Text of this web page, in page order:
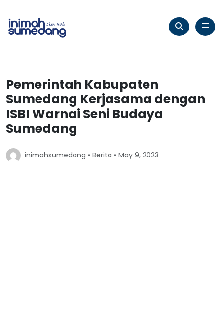
Pemerintah Kabupaten
Sumedang Kerjasama dengan
ISBI Warnai Seni Budaya
Sumedang
inimahsumedang • Berita • May 9, 2023